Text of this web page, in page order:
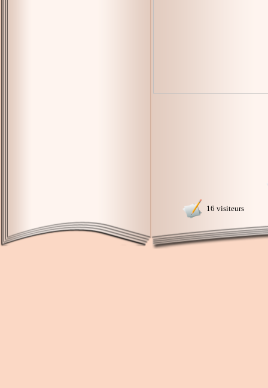
16 visiteurs